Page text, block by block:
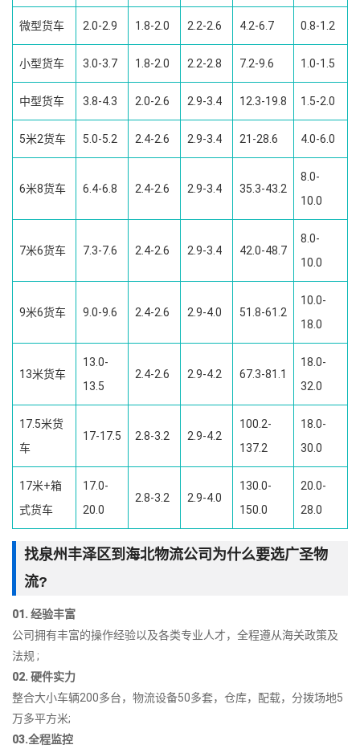
微型货车 2.0-2.9 1.8-2.0 2.2-2.6 4.2-6.7 0.8-1.2
小型货车 3.0-3.7 1.8-2.0 2.2-2.8 7.2-9.6 1.0-1.5
中型货车 3.8-4.3 2.0-2.6 2.9-3.4 12.3-19.8 1.5-2.0
5米2货车 5.0-5.2 2.4-2.6 2.9-3.4 21-28.6 4.0-6.0
6米8货车 6.4-6.8 2.4-2.6 2.9-3.4 35.3-43.2
8.0-
10.0
7米6货车 7.3-7.6 2.4-2.6 2.9-3.4 42.0-48.7
8.0-
10.0
9米6货车 9.0-9.6 2.4-2.6 2.9-4.0 51.8-61.2
10.0-
18.0
13米货车
13.0-
13.5
2.4-2.6 2.9-4.2 67.3-81.1
18.0-
32.0
17.5米货
车
17-17.5 2.8-3.2 2.9-4.2
100.2-
137.2
18.0-
30.0
17米+箱
式货车
17.0-
20.0
2.8-3.2 2.9-4.0
130.0-
150.0
20.0-
28.0
找泉州丰泽区到海北物流公司为什么要选广圣物
流?
01. 经验丰富
公司拥有丰富的操作经验以及各类专业人才，全程遵从海关政策及
法规 ;
02. 硬件实力
整合大小车辆200多台，物流设备50多套，仓库，配载，分拨场地5
万多平方米;
03.全程监控